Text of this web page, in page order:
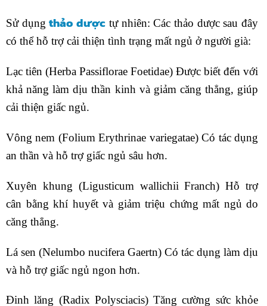
Sử dụngthảo dược tự nhiên: Các thảo dược sau đây
có thể hỗ trợ cải thiện tình trạng mất ngủ ở người già:
Lạc tiên (Herba Passiflorae Foetidae) Được biết đến với
khả năng làm dịu thần kinh và giảm căng thẳng, giúp
cải thiện giấc ngủ.
Vông nem (Folium Erythrinae variegatae) Có tác dụng
an thần và hỗ trợ giấc ngủ sâu hơn.
Xuyên khung (Ligusticum wallichii Franch) Hỗ trợ
cân bằng khí huyết và giảm triệu chứng mất ngủ do
căng thẳng.
Lá sen (Nelumbo nucifera Gaertn) Có tác dụng làm dịu
và hỗ trợ giấc ngủ ngon hơn.
Đinh lăng (Radix Polysciacis) Tăng cường sức khỏe